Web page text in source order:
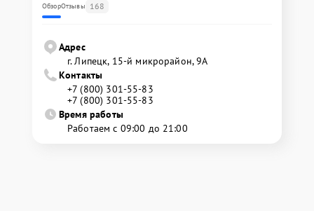
ОбзорОтзывы 168
Адрес
г. Липецк, 15-й микрорайон, 9А
Контакты
+7 (800) 301-55-83
+7 (800) 301-55-83
Время работы
Работаем с 09:00 до 21:00